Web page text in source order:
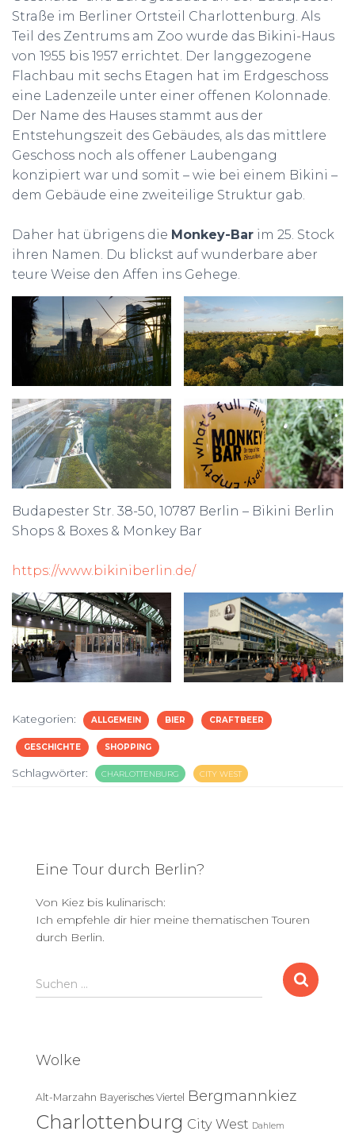
Straße im Berliner Ortsteil Charlottenburg. Als
Teil des Zentrums am Zoo wurde das Bikini-Haus
von 1955 bis 1957 errichtet. Der langgezogene
Flachbau mit sechs Etagen hat im Erdgeschoss
eine Ladenzeile unter einer offenen Kolonnade.
Der Name des Hauses stammt aus der
Entstehungszeit des Gebäudes, als das mittlere
Geschoss noch als offener Laubengang
konzipiert war und somit – wie bei einem Bikini –
dem Gebäude eine zweiteilige Struktur gab.
Daher hat übrigens die Monkey-Bar im 25. Stock
ihren Namen. Du blickst auf wunderbare aber
teure Weise den Affen ins Gehege.
Budapester Str. 38-50, 10787 Berlin – Bikini Berlin
Shops & Boxes & Monkey Bar
https://www.bikiniberlin.de/
Kategorien: ALLGEMEIN BIER CRAFTBEER
GESCHICHTE SHOPPING
Schlagwörter: CHARLOTTENBURG CITY WEST
Eine Tour durch Berlin?
Von Kiez bis kulinarisch:
Ich empfehle dir hier meine thematischen Touren
durch Berlin.
S
u
n
a
c
Suchen …
Wolke
Alt-Marzahn Bayerisches Viertel Bergmannkiez
Charlottenburg City West Dahlem